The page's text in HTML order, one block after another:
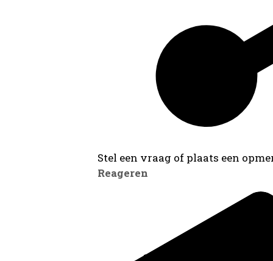
Stel een vraag of plaats een
Reageren